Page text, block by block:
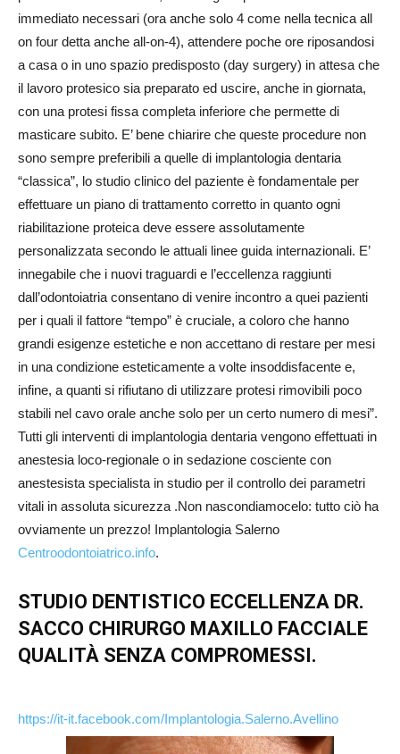
immediato necessari (ora anche solo 4 come nella tecnica all
on four detta anche all-on-4), attendere poche ore riposandosi
a casa o in uno spazio predisposto (day surgery) in attesa che
il lavoro protesico sia preparato ed uscire, anche in giornata,
con una protesi fissa completa inferiore che permette di
masticare subito. E’ bene chiarire che queste procedure non
sono sempre preferibili a quelle di implantologia dentaria
“classica”, lo studio clinico del paziente è fondamentale per
effettuare un piano di trattamento corretto in quanto ogni
riabilitazione proteica deve essere assolutamente
personalizzata secondo le attuali linee guida internazionali. E’
innegabile che i nuovi traguardi e l’eccellenza raggiunti
dall’odontoiatria consentano di venire incontro a quei pazienti
per i quali il fattore “tempo” è cruciale, a coloro che hanno
grandi esigenze estetiche e non accettano di restare per mesi
in una condizione esteticamente a volte insoddisfacente e,
infine, a quanti si rifiutano di utilizzare protesi rimovibili poco
stabili nel cavo orale anche solo per un certo numero di mesi”.
Tutti gli interventi di implantologia dentaria vengono effettuati in
anestesia loco-regionale o in sedazione cosciente con
anestesista specialista in studio per il controllo dei parametri
vitali in assoluta sicurezza .Non nascondiamocelo: tutto ciò ha
ovviamente un prezzo! Implantologia Salerno
Centroodontoiatrico.info.
STUDIO DENTISTICO ECCELLENZA DR.
SACCO CHIRURGO MAXILLO FACCIALE
QUALITÀ SENZA COMPROMESSI.
https://it-it.facebook.com/Implantologia.Salerno.Avellino